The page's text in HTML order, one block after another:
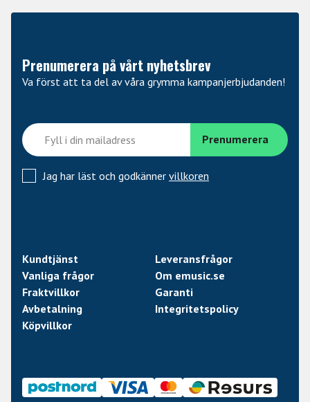
Prenumerera på vårt nyhetsbrev
Va först att ta del av våra grymma kampanjerbjudanden!
Jag har läst och godkänner villkoren
Kundtjänst
Leveransfrågor
Vanliga frågor
Om emusic.se
Fraktvillkor
Garanti
Avbetalning
Integritetspolicy
Köpvillkor